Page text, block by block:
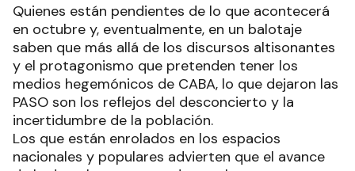
Quienes están pendientes de lo que acontecerá
en octubre y, eventualmente, en un balotaje
saben que más allá de los discursos altisonantes
y el protagonismo que pretenden tener los
medios hegemónicos de CABA, lo que dejaron las
PASO son los reflejos del desconcierto y la
incertidumbre de la población.
Los que están enrolados en los espacios
nacionales y populares advierten que el avance